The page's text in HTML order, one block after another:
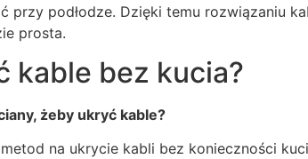
przy podłodze. Dzięki temu rozwiązaniu
prosta.
kable bez kucia?
żeby ukryć kable?
na ukrycie kabli bez konieczności